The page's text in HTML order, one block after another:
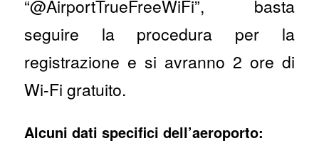
“@AirportTrueFreeWiFi”, basta
seguire la procedura per la
registrazione e si avranno 2 ore di
Wi-Fi gratuito.
Alcuni dati specifici dell’aeroporto: